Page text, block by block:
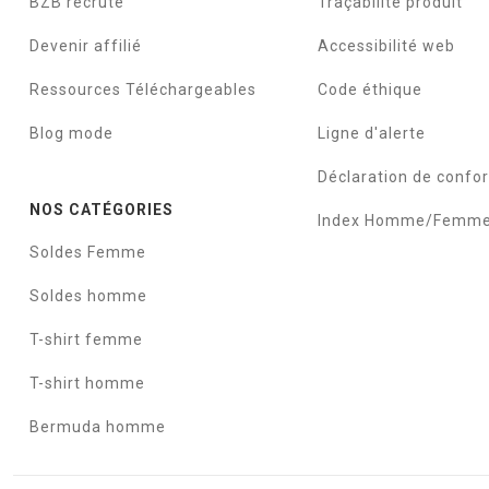
Devenir affilié
Ressources Téléchargeables
Blog mode
NOS CATÉGORIES
Soldes Femme
Soldes homme
T-shirt femme
T-shirt homme
Bermuda homme
Accessibilité web
Code éthique
Ligne d'alerte
Déclaration de
Index Homme/